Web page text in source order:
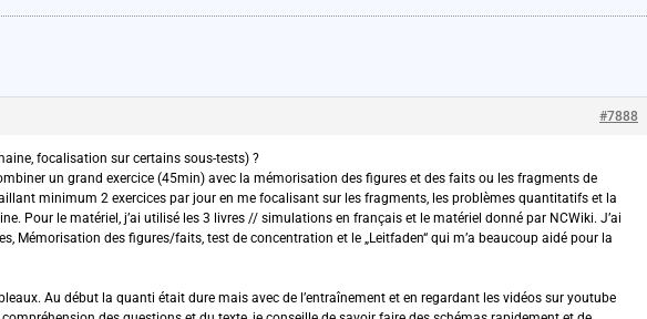
#7888
focalisation sur certains sous-tests) ?
un grand exercice (45min) avec la mémorisation des figures et des faits ou les fragments de
minimum 2 exercices par jour en me focalisant sur les fragments, les problèmes quantitatifs et la
Pour le matériel, j’ai utilisé les 3 livres // simulations en français et le matériel donné par NCWiki. J’ai
Mémorisation des figures/faits, test de concentration et le „Leitfaden“ qui m’a beaucoup aidé pour la
Au début la quanti était dure mais avec de l’entraînement et en regardant les vidéos sur youtube